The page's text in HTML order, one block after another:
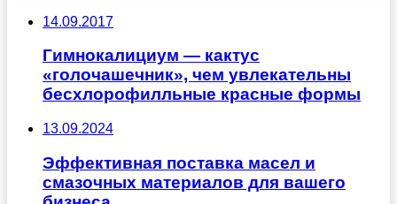
14.09.2017
Гимнокалициум — кактус
«голочашечник», чем увлекательны
бесхлорофилльные красные формы
13.09.2024
Эффективная поставка масел и
смазочных материалов для вашего